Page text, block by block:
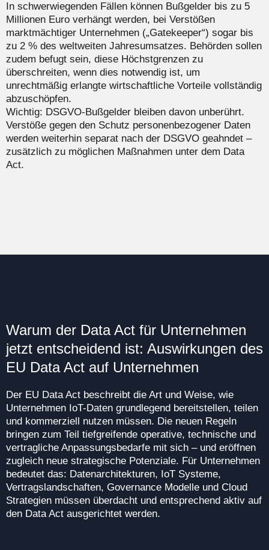
In schwerwiegenden Fällen können Bußgelder bis zu 5
Millionen Euro verhängt werden, bei Verstößen
marktmächtiger Unternehmen („Gatekeeper“) sogar bis
zu 2 % des weltweiten Jahresumsatzes. Behörden sollen
zudem befugt sein, diese Höchstgrenzen zu
überschreiten, wenn dies notwendig ist, um
unrechtmäßig erlangte wirtschaftliche Vorteile vollständig
abzuschöpfen.
Wichtig: DSGVO‑Bußgelder bleiben davon unberührt.
Verstöße gegen den Schutz personenbezogener Daten
werden weiterhin separat nach der DSGVO geahndet –
zusätzlich zu möglichen Maßnahmen unter dem Data
Act.
Warum der Data Act für Unternehmen
jetzt entscheidend ist: Auswirkungen des
EU Data Act auf Unternehmen
Der EU Data Act beschreibt die Art und Weise, wie
Unternehmen IoT-Daten grundlegend bereitstellen, teilen
und kommerziell nutzen müssen. Die neuen Regeln
bringen zum Teil tiefgreifende operative, technische und
vertragliche Anpassungsbedarfe mit sich – und eröffnen
zugleich neue strategische Potenziale. Für Unternehmen
bedeutet das: Datenarchitekturen, IoT Systeme,
Vertragslandschaften, Governance Modelle und Cloud
Strategien müssen überdacht und entsprechend aktiv auf
den Data Act ausgerichtet werden.